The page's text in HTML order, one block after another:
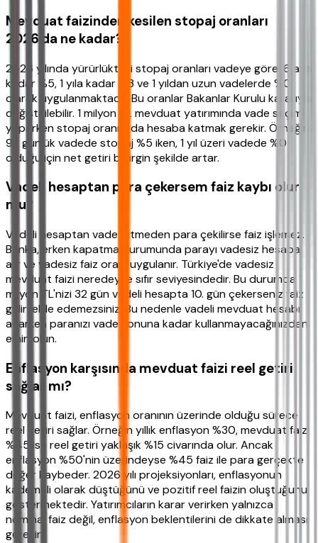
Mevduat faizinden kesilen stopaj oranları
2026'da ne kadar?
2026 yılında yürürlükteki stopaj oranları vadeye göre; 6 aya
kadar %5, 1 yıla kadar %3 ve 1 yıldan uzun vadelerde %0
olarak uygulanmaktadır. Bu oranlar Bakanlar Kurulu kararıyla
değiştirilebilir. 1 milyon TL mevduat yatırımında vade seçimi
yaparken stopaj oranını da hesaba katmak gerekir. Örneğin
92 günlük vadede stopaj %5 iken, 1 yıl üzeri vadede %0
olduğu için net getiri belirgin şekilde artar.
Vadeli hesaptan para çekersem faiz kaybı olur
mu?
Vadeli hesaptan vade bitmeden para çekilirse faiz işlemez.
Banka, erken kapatma durumunda parayı vadesiz hesaba
alır ve vadesiz faiz oranı uygulanır. Türkiye'de vadesiz
mevduat faizi neredeyse sıfır seviyesindedir. Bu durumda 1
milyon TL'nizi 32 gün vadeli hesapta 10. gün çekerseniz faiz
geliri elde edemezsiniz. Bu nedenle vadeli mevduat hesabı
açarken paranızı vade sonuna kadar kullanmayacağınızdan
emin olun.
Enflasyon karşısında mevduat faizi reel getiri
sağlar mı?
Mevduat faizi, enflasyon oranının üzerinde olduğu sürece
reel getiri sağlar. Örneğin yıllık enflasyon %30, mevduat faizi
%45 ise reel getiri yaklaşık %15 civarında olur. Ancak
enflasyon %50'nin üzerindeyse %45 faiz ile para gerçekte
değer kaybeder. 2026 yılı projeksiyonları, enflasyonun
kademeli olarak düştüğünü ve pozitif reel faizin oluştuğunu
göstermektedir. Yatırımcıların karar verirken yalnızca
nominal faiz değil, enflasyon beklentilerini de dikkate alması
gerekir.